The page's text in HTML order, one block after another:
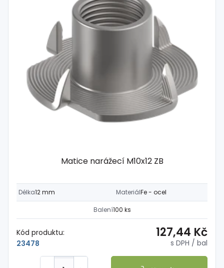
Matice narážecí M10x12 ZB
Délka12 mm MateriálFe - ocel
Balení100 ks
Kód produktu:
23478
127,44 Kč
s DPH / bal